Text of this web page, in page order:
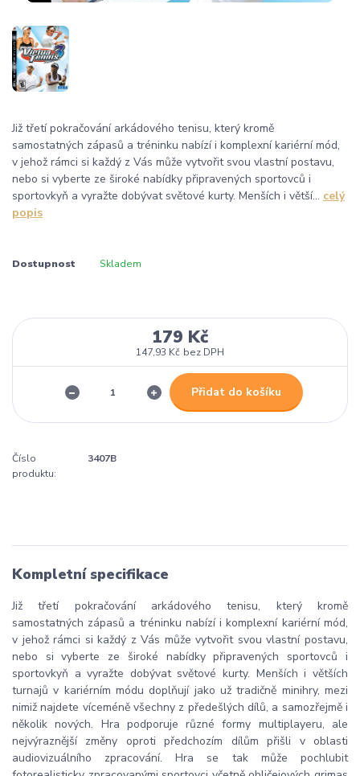
Již třetí pokračování arkádového tenisu, který kromě
samostatných zápasů a tréninku nabízí i komplexní kariérní mód,
v jehož rámci si každý z Vás může vytvořit svou vlastní postavu,
nebo si vyberte ze široké nabídky připravených sportovců i
sportovkyň a vyražte dobývat světové kurty. Menších i větší... celý
popis
Dostupnost Skladem
179 Kč
147,93 Kč bez DPH
Přidat do košíku
Číslo
produktu:
3407B
Kompletní specifikace
Již třetí pokračování arkádového tenisu, který kromě
samostatných zápasů a tréninku nabízí i komplexní kariérní mód,
v jehož rámci si každý z Vás může vytvořit svou vlastní postavu,
nebo si vyberte ze široké nabídky připravených sportovců i
sportovkyň a vyražte dobývat světové kurty. Menších i větších
turnajů v kariérním módu doplňují jako už tradičně minihry, mezi
nimiž najdete víceméně všechny z předešlých dílů, a samozřejmě i
několik nových. Hra podporuje různé formy multiplayeru, ale
nejvýraznější změny oproti předchozím dílům přišli v oblasti
audiovizuálního zpracování. Hra se tak může pochlubit